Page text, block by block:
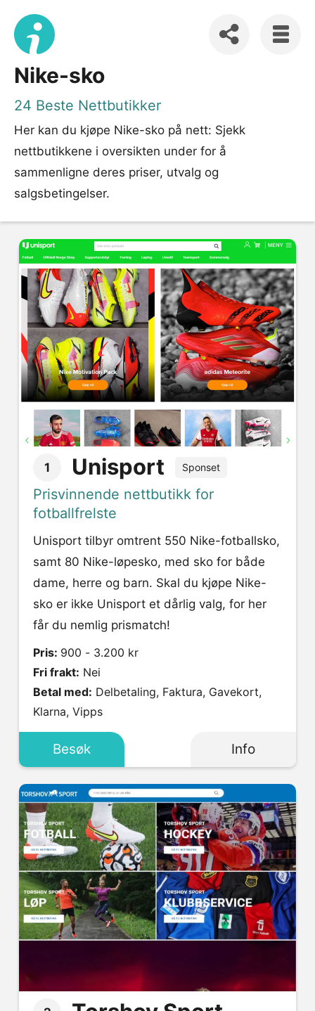
Nike-sko
24 Beste Nettbutikker
Her kan du kjøpe Nike-sko på nett: Sjekk
nettbutikkene i oversikten under for å
sammenligne deres priser, utvalg og
salgsbetingelser.
1 Unisport Sponset
Prisvinnende nettbutikk for
fotballfrelste
Unisport tilbyr omtrent 550 Nike-fotballsko,
samt 80 Nike-løpesko, med sko for både
dame, herre og barn. Skal du kjøpe Nike-
sko er ikke Unisport et dårlig valg, for her
får du nemlig prismatch!
Pris: 900 - 3.200 kr
Fri frakt: Nei
Betal med:
Klarna, Vipps
Besøk Info